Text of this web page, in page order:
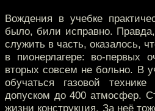
Вождения в учебке
было, били исправно.
служить в часть, оказалось,
в пионерлагере: во-первых
вторых совсем не больно. В
обучаться газовой
допуском до 400 атмосфер.
жизни конструкция. За неё